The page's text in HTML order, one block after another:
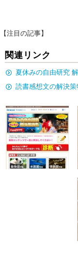
【注目の記事】
関連リンク
夏休みの自由研究
読書感想文の解決策